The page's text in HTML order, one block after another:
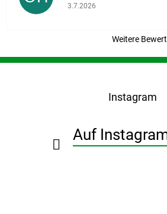
Die Shop-Bewertung
3.7.2026
Weitere
F
Instagram
Auf